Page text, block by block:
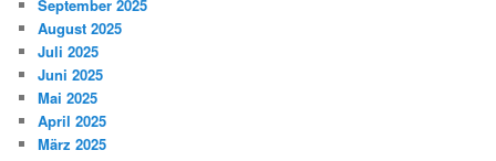
September 2025
August 2025
Juli 2025
Juni 2025
Mai 2025
April 2025
März 2025